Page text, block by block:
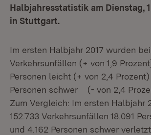
Halbjahresstatistik am Dienstag,
in Stuttgart.
Im ersten Halbjahr 2017 wurden bei
Verkehrsunfällen (+ von 1,9
Personen leicht (+ von 2,4
Personen schwer (- von 2,4
Zum Vergleich: Im ersten Halbjahr
152.733 Verkehrsunfällen 18.091
und 4.162 Personen schwer